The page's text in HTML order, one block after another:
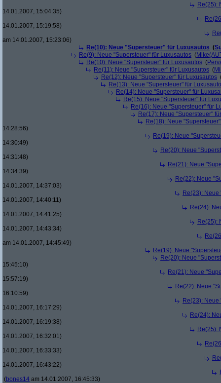
Re(25):
14.01.2007, 15:04:35)
14.01.2007, 15:19:58)
am 14.01.2007, 15:23:06)
Re(10): Neue "Supersteuer" für Luxusautos (
Re(9): Neue "Supersteuer" für Luxusautos (
Re(10): Neue "Supersteuer" für Luxusautos (
Re(11): Neue "Supersteuer" für Luxusautos (
Re(12): Neue "Supersteuer" für Luxusautos
Re(13): Neue "Supersteuer" für
Re(14): Neue "Supersteuer" für
Re(15): Neue "Supersteuer" für
Re(16): Neue "Supersteuer" für
Re(17): Neue "Supersteuer"
Re(18): Neue
14:28:56)
Re(19): Neue
14:30:49)
Re(20): Neue
14:31:48)
Re(21): Neue
14:34:39)
Re(22): Neue
14.01.2007, 14:37:03)
Re(23):
14.01.2007, 14:40:11)
Re(24):
14.01.2007, 14:41:25)
Re(25):
14.01.2007, 14:43:34)
am 14.01.2007, 14:45:49)
Re(19): Neue
Re(20): Neue
15:45:10)
Re(21): Neue
15:57:19)
Re(22): Neue
16:10:59)
Re(23):
14.01.2007, 16:17:29)
Re(24):
14.01.2007, 16:19:38)
Re(25):
14.01.2007, 16:32:01)
14.01.2007, 16:33:33)
14.01.2007, 16:43:22)
(bones14 am 14.01.2007, 16:45:33)